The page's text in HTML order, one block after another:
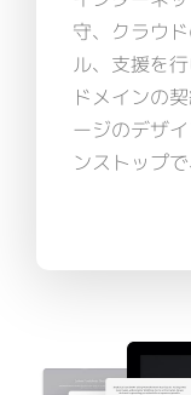
守、クラウ
ル、支援を行
ドメインの
ージのデザ
ンストップ